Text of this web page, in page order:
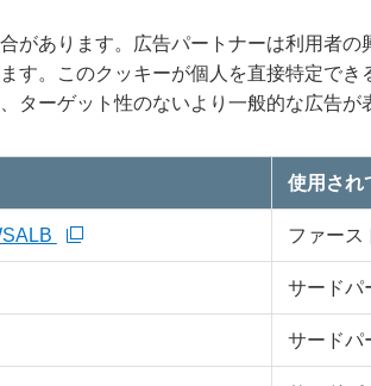
があります。広告パートナーは利用者
す。このクッキーが個人を直接特定で
ーゲット性のないより一般的な広告が
使用され
ファース
サードパ
サードパ